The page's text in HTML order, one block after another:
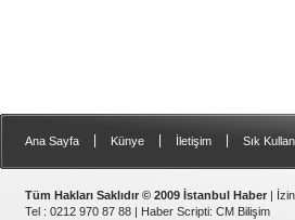
Ana Sayfa Künye İletişim Sık
Tüm Hakları Saklıdır © 2009 İstanbul Haber |
Tel : 0212 970 87 88 | Haber Scripti: CM Bilişim